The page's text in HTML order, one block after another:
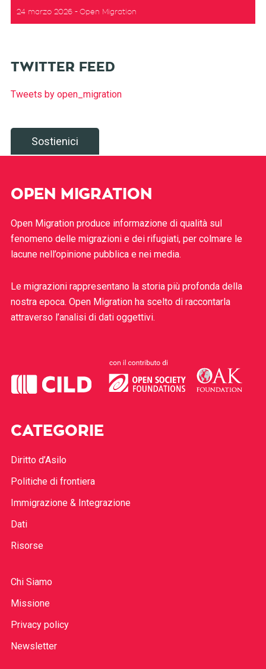
24 marzo 2026 Open Migration
TWITTER FEED
Tweets by open_migration
Sostienici
OPEN MIGRATION
Open Migration produce informazione di qualità sul
fenomeno delle migrazioni e dei rifugiati, per colmare le
lacune nell’opinione pubblica e nei media.
Le migrazioni rappresentano la storia più profonda della
nostra epoca. Open Migration ha scelto di raccontarla
attraverso l’analisi di dati oggettivi.
CATEGORIE
Diritto d’Asilo
Politiche di frontiera
Immigrazione & Integrazione
Dati
Risorse
Chi Siamo
Missione
Privacy policy
Newsletter